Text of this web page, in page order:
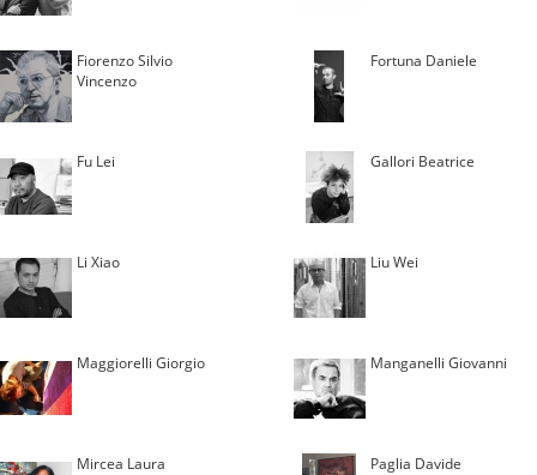
Fiorenzo Silvio
Vincenzo
Fortuna Daniele
Fu Lei Gallori Beatrice
Li Xiao Liu Wei
Maggiorelli Giorgio Manganelli Giovanni
Mircea Laura Paglia Davide